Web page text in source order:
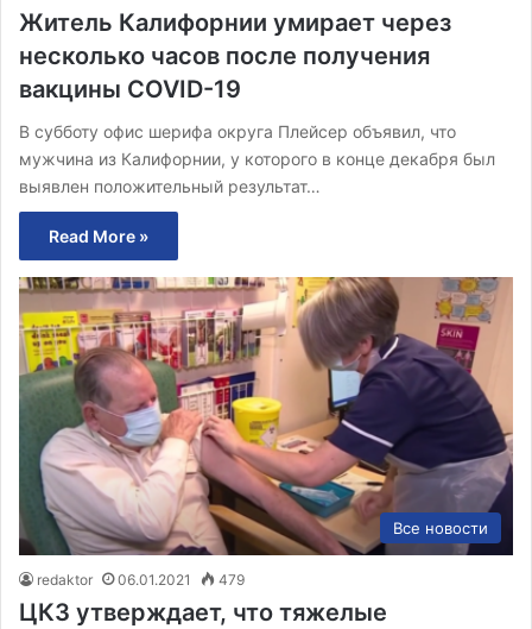
Житель Калифорнии умирает через
несколько часов после получения
вакцины COVID-19
В субботу офис шерифа округа Плейсер объявил, что
мужчина из Калифорнии, у которого в конце декабря был
выявлен положительный результат…
Read More »
Все новости
redaktor 06.01.2021 479
ЦКЗ утверждает, что тяжелые